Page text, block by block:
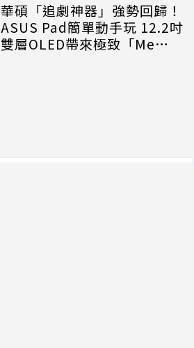
華碩「追劇神器」強勢回歸！
ASUS Pad簡單動手玩 12.2吋
雙層OLED帶來極致「Me